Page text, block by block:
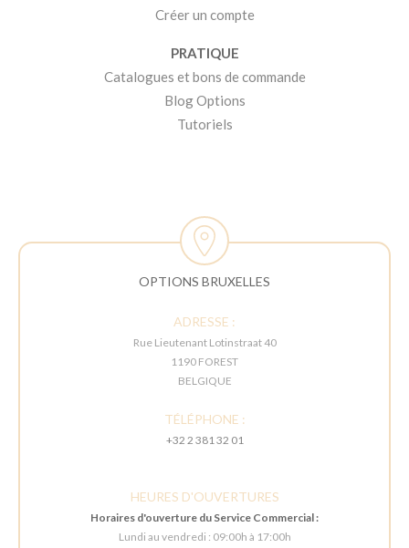
Créer un compte
PRATIQUE
Catalogues et bons de commande
Blog Options
Tutoriels
OPTIONS BRUXELLES
ADRESSE :
Rue Lieutenant Lotinstraat 40
1190 FOREST
BELGIQUE
TÉLÉPHONE :
+32 2 381 32 01
HEURES D'OUVERTURES
Horaires d'ouverture du Service Commercial :
Lundi au vendredi : 09:00h à 17:00h